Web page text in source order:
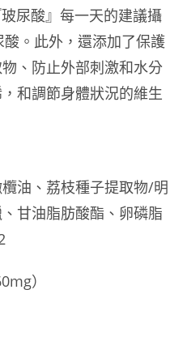
尿酸』每一天的建議攝
。此外，還添加了保護
、防止外部刺激和水分
和調節身體狀況的維生
油、荔枝種子提取物/明
甘油脂肪酸酯、卵磷脂
）